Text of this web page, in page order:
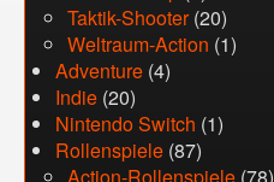
Taktik-Shooter(20)
Weltraum-Action (1)
Adventure (4)
Indie (20)
Nintendo Switch (1)
Rollenspiele (87)